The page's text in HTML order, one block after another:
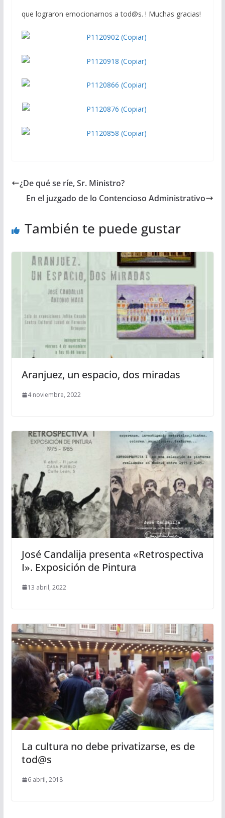
que lograron emocionarnos a tod@s. ! Muchas gracias!
¿De qué se ríe, Sr. Ministro?
En el juzgado de lo Contencioso Administrativo
También te puede gustar
Aranjuez, un espacio, dos miradas
4 noviembre, 2022
José Candalija presenta «Retrospectiva
I». Exposición de Pintura
13 abril, 2022
La cultura no debe privatizarse, es de
tod@s
6 abril, 2018